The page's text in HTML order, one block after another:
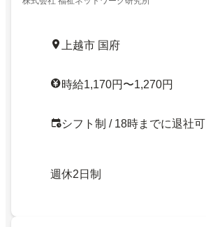
上越市 国府
時給1,170円〜1,270円
シフト制 / 18時までに退社可
週休2日制